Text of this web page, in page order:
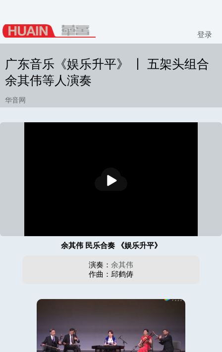
登录
广东音乐《娱乐升平》 丨 五架头组合
余其伟等人演奏
华音网
放
余其伟 民乐合奏 《娱乐升平》
演奏： 余其伟
作曲：邱鹤俦